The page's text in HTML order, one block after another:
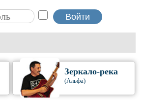
Зеркало-река
(Альфа)